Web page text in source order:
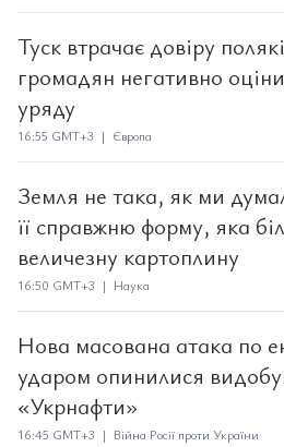
Туск втрачає довіру
громадян негативно
уряду
16:55 GMT+3 | Європа
Земля не така, як ми
її справжню форму, яка
величезну картоплину
16:50 GMT+3 | Наука
Нова масована атака по
ударом опинилися
«Укрнафти»
16:45 GMT+3 | Війна Росії проти України